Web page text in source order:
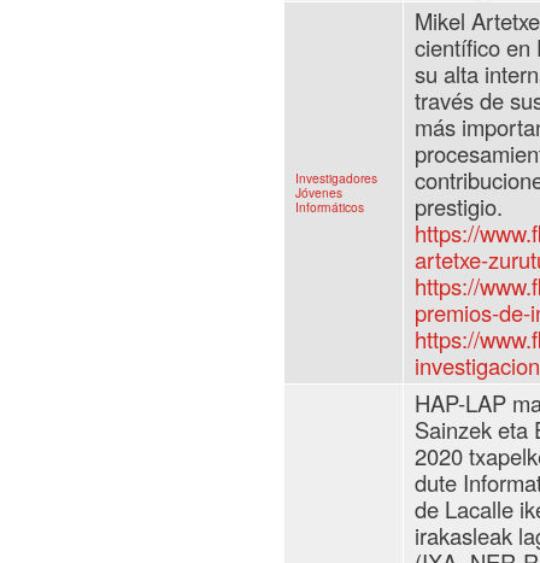
Investigadores
Jóvenes
Informáticos
Mikel
científico en
su alta
través de
más
prestigio.
https://
artetxe-
https://
premios-de-
https://
HAP-LAP
Sainzek eta
2020
dute
de Lacalle
irakasleak